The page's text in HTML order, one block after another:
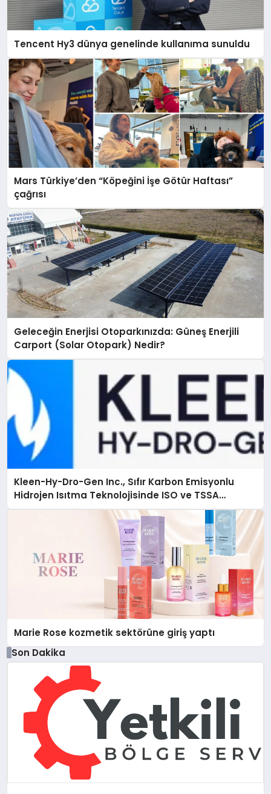
Tencent Hy3 dünya genelinde kullanıma sunuldu
Mars Türkiye’den “Köpeğini İşe Götür Haftası”
çağrısı
Geleceğin Enerjisi Otoparkınızda: Güneş Enerjili
Carport (Solar Otopark) Nedir?
Kleen-Hy-Dro-Gen Inc., Sıfır Karbon Emisyonlu
Hidrojen Isıtma Teknolojisinde ISO ve TSSA
Düzenleyici Onaylarını Aldı
Marie Rose kozmetik sektörüne giriş yaptı
Son Dakika